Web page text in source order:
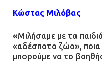
Κώστας Μιλόβας
«Μιλήσαμε με τα
«αδέσποτο ζώο», ποια
μπορούμε να το